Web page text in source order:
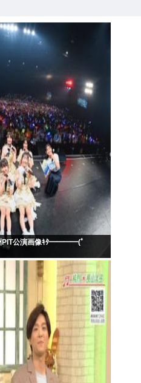
PIT公演画像ｷﾀ━━━━(ﾟ